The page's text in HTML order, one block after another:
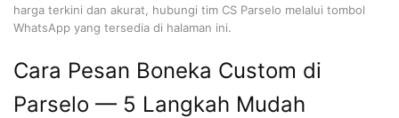
harga terkini dan akurat, hubungi tim CS Parselo melalui tombol
WhatsApp yang tersedia di halaman ini.
Cara Pesan Boneka Custom di
Parselo — 5 Langkah Mudah